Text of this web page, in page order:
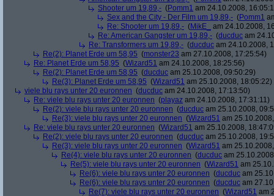
Shooter um 19,89,- (Pomm1 am 24.10.2008,
Sex and the City - Der Film um 19,89,- (Pomm1
Re: Shooter um 19,89,- (MikE_
am 24.10.2008,
Re: American Gangster um 19,89,- (ducduc am
Re: Transformers um 19,89,- (ducduc am 24.10.2008,
Re(2): Planet Erde um 58,95 (monster23 am 27.10.2008, 17:25:54)
Re: Planet Erde um 58,95 (Wizard51 am 24.10.2008, 18:25:56)
Re(2): Planet Erde um 58,95 (ducduc am 25.10.2008, 09:50:29)
Re(3): Planet Erde um 58,95 (Wizard51 am 25.10.2008, 18:05:22)
viele blu rays unter 20 euronnen (ducduc am 24.10.2008, 17:13:50)
Re: viele blu rays unter 20 euronnen (playaz am 24.10.2008, 17:31:11)
Re(2): viele blu rays unter 20 euronnen (ducduc am 25.10.2008,
Re(3): viele blu rays unter 20 euronnen (Wizard51 am
Re: viele blu rays unter 20 euronnen (Wizard51 am 25.10.2008,
Re(2): viele blu rays unter 20 euronnen (ducduc am 25.10.2008,
Re(3): viele blu rays unter 20 euronnen (Wizard51 am
Re(4): viele blu rays unter 20 euronnen (ducduc am
Re(5): viele blu rays unter 20 euronnen (Wizard51 am
Re(6): viele blu rays unter 20 euronnen (ducduc am
Re(6): viele blu rays unter 20 euronnen (ducduc am
Re(7): viele blu rays unter 20 euronnen (Wizard51 am